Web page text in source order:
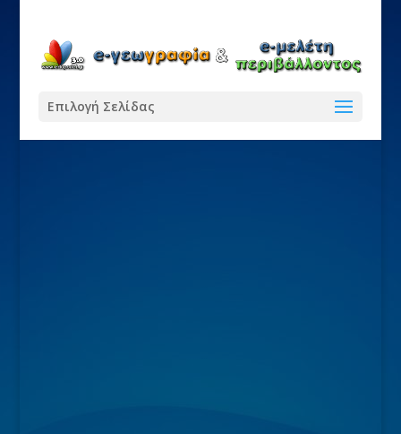
Επιλογή Σελίδας